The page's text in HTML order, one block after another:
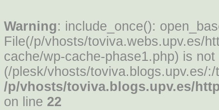
Warning: include_once():
File(/p/vhosts/toviva.webs.upv.es/
cache/wp-cache-phase1.php) is
(/plesk/vhosts/toviva.blogs.upv.es/:/
/p/vhosts/toviva.blogs.upv.es/
on line 22